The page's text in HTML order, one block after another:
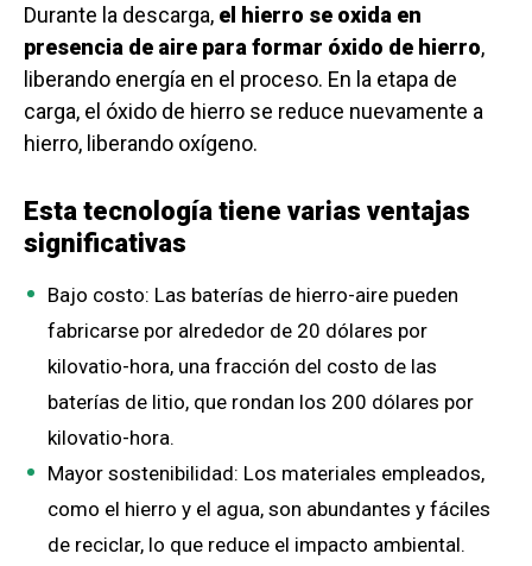
Durante la descarga, el hierro se oxida en
presencia de aire para formar óxido de hierro,
liberando energía en el proceso. En la etapa de
carga, el óxido de hierro se reduce nuevamente a
hierro, liberando oxígeno.
Esta tecnología tiene varias ventajas
significativas
Bajo costo: Las baterías de hierro-aire pueden
fabricarse por alrededor de 20 dólares por
kilovatio-hora, una fracción del costo de las
baterías de litio, que rondan los 200 dólares por
kilovatio-hora.
Mayor sostenibilidad: Los materiales empleados,
como el hierro y el agua, son abundantes y fáciles
de reciclar, lo que reduce el impacto ambiental.